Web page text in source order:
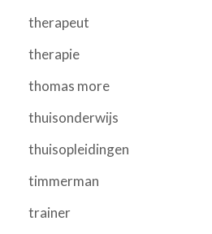
therapeut
therapie
thomas more
thuisonderwijs
thuisopleidingen
timmerman
trainer